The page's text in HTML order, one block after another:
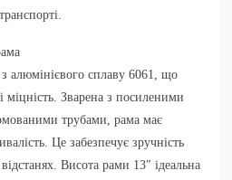
алюмінієвого сплаву 6061, що
міцність. Зварена з посиленими
трубами, рама має
Це забезпечує зручність
Висота рами 13″ ідеальна